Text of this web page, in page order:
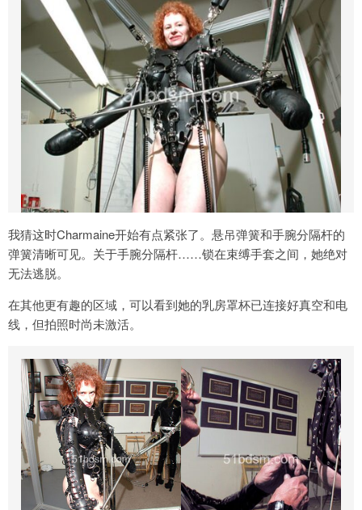
我猜这时Charmaine开始有点紧张了。悬吊弹簧和手腕分隔杆的
弹簧清晰可见。关于手腕分隔杆……锁在束缚手套之间，她绝对
无法逃脱。
在其他更有趣的区域，可以看到她的乳房罩杯已连接好真空和电
线，但拍照时尚未激活。